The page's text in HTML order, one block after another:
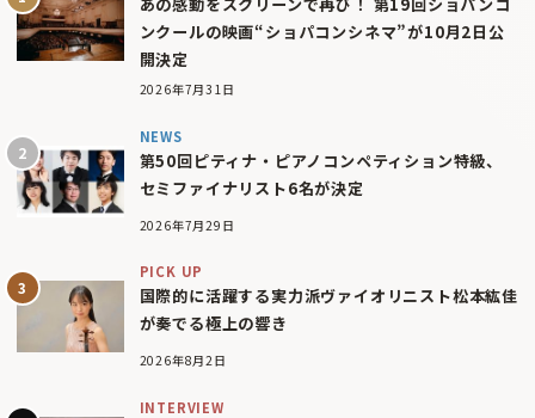
ンクールの映画“ショパコンシネマ”が10月2日公
開決定
2026年7月31日
NEWS
第50回ピティナ・ピアノコンペティション特級、
セミファイナリスト6名が決定
2026年7月29日
PICK UP
国際的に活躍する実力派ヴァイオリニスト松本紘佳
が奏でる極上の響き
2026年8月2日
INTERVIEW